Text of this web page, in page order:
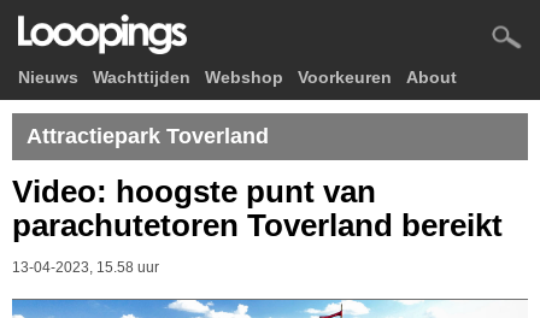
Nieuws Wachttijden Webshop Voorkeuren About
Attractiepark Toverland
Video: hoogste punt van
parachutetoren Toverland bereikt
13-04-2023, 15.58 uur